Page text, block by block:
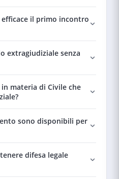
il primo incontro
extragiudiziale senza
materia di Civile che
sono disponibili per
difesa legale